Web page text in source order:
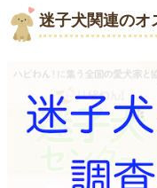
迷子犬関連のオ